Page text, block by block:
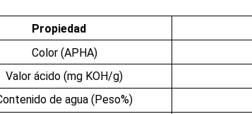
Propiedad
Color (APHA)
Valor ácido (mg KOH/g)
de agua (Peso%)